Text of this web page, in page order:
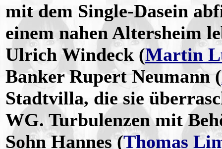
mit dem Single-Dasein
einem nahen Altersheim
Ulrich Windeck (Martin
Banker Rupert Neumann (
Stadtvilla, die sie
WG. Turbulenzen mit
Sohn Hannes (Thomas